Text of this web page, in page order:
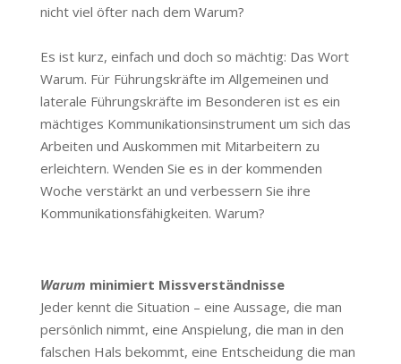
nicht viel öfter nach dem Warum?
Es ist kurz, einfach und doch so mächtig: Das Wort
Warum. Für Führungskräfte im Allgemeinen und
laterale Führungskräfte im Besonderen ist es ein
mächtiges Kommunikationsinstrument um sich das
Arbeiten und Auskommen mit Mitarbeitern zu
erleichtern. Wenden Sie es in der kommenden
Woche verstärkt an und verbessern Sie ihre
Kommunikationsfähigkeiten. Warum?
Warum minimiert Missverständnisse
Jeder kennt die Situation – eine Aussage, die man
persönlich nimmt, eine Anspielung, die man in den
falschen Hals bekommt, eine Entscheidung die man